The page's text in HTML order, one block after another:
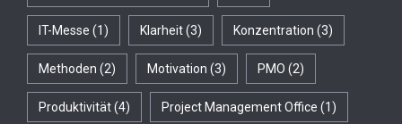
IT-Messe (1) Klarheit(3) Konzentration (3)
Methoden (2) Motivation (3) PMO (2)
Produktivität(4) Project Management Office (1)